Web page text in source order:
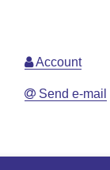
Account
Send e-mail